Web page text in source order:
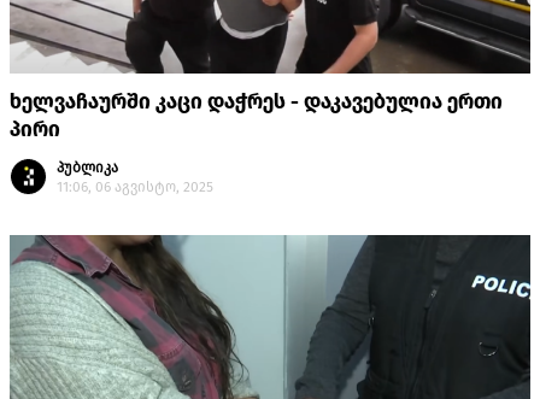
ხელვაჩაურში კაცი დაჭრეს - დაკავებულია ერთი
პირი
პუბლიკა
11:06, 06 აგვისტო, 2025